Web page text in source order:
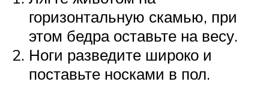
горизонтальную скамью, при
этом бедра оставьте на весу.
Ноги разведите широко и
поставьте носками в пол.